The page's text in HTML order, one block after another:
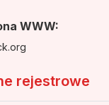
WWW:
rejestrowe